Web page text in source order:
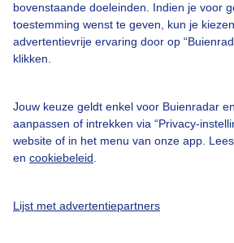
bovenstaande doeleinden. Indien je voor
toestemming wenst te geven, kun je
advertentievrije ervaring door op
klikken.
Jouw keuze geldt enkel voor Buienradar
aanpassen of intrekken via “Privacy-
website of in het menu van onze app.
en cookiebeleid
Lijst met advertentiepartners
Contact
Toegankelijkheid
Buienradar Team
Privacy beleid
Privacy instellingen